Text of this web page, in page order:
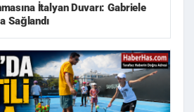
İtalyan Duvarı: Gabriele
Sağlandı